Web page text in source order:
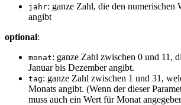
jahr: ganze Zahl, die den numerischen
angibt
optional:
monat: ganze Zahl zwischen 0 und 11,
Januar bis Dezember angibt.
tag: ganze Zahl zwischen 1 und 31,
Monats angibt. (Wenn der dieser
muss auch ein Wert für Monat